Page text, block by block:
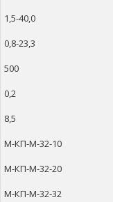
1,5-40,0
0,8-23,3
500
0,2
8,5
М-КП-М-32-10
М-КП-М-32-20
М-КП-М-32-32